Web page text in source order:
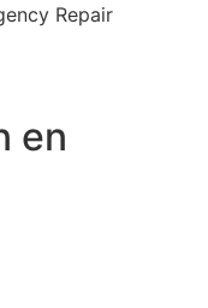
Repair
en